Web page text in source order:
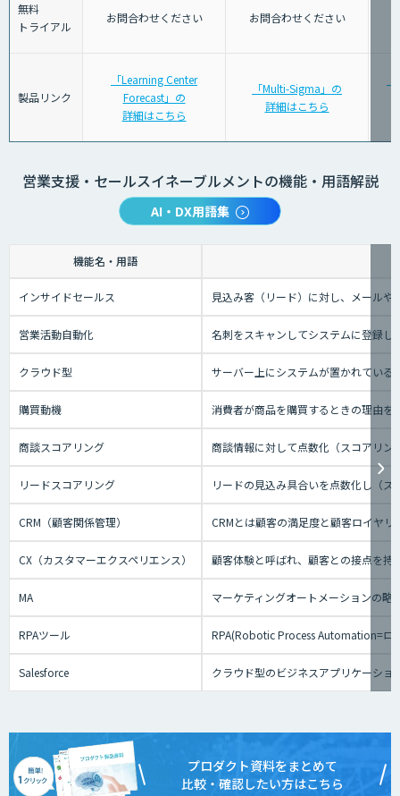
無料
トライアル
お問合わせください お問合わせください
製品リンク
「Learning Center
Forecast」の
詳細はこちら
「Multi-Sigma」の
詳細はこちら
営業支援・セールスイネーブルメントの機能・用語解説
AI・DX用語集
機能名・用語
インサイドセールス 見込み客（リード）に対し、メール
営業活動自動化 名刺をスキャンしてシステムに登録
クラウド型 サーバー上にシステムが置かれてい
購買動機 消費者が商品を購買するときの理由を
商談スコアリング 商談情報に対して点数化（スコアリ
リードスコアリング リードの見込み具合いを点数化し（
CRM（顧客関係管理） CRMとは顧客の満足度と顧客ロイヤ
CX（カスタマーエクスペリエンス） 顧客体験と呼ばれ、顧客との接点を持
MA マーケティングオートメーションの略
RPAツール RPA(Robotic Process Automation=ロ
Salesforce クラウド型のビジネスアプリケーシ
プロダクト資料をまとめて
比較・確認したい方はこちら